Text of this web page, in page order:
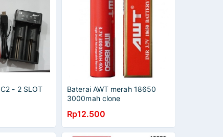
C2 - 2 SLOT
Baterai AWT merah 18650
3000mah clone
Rp12.500